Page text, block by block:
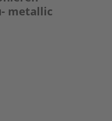
metallic